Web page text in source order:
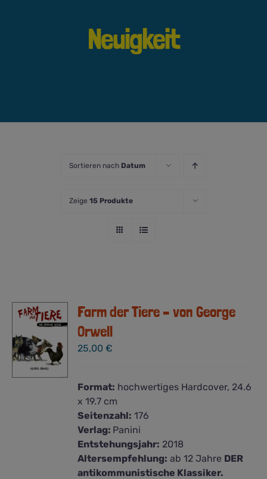
Neuigkeit
Sortieren nach Datum
Zeige 15 Produkte
Farm der Tiere – von George
Orwell
25,00€
Format: hochwertiges Hardcover, 24.6
x 19.7 cm
Seitenzahl: 176
Verlag: Panini
Entstehungsjahr: 2018
Altersempfehlung: ab 12 Jahre DER
antikommunistische Klassiker.